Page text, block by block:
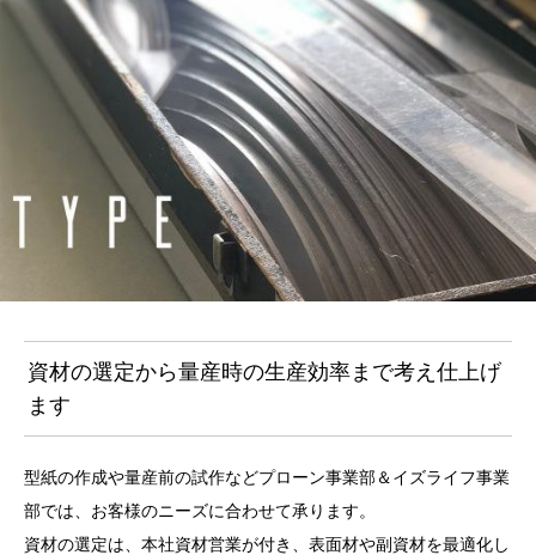
資材の選定から量産時の生産効率まで考え仕上げ
ます
型紙の作成や量産前の試作などプローン事業部＆イズライフ事業
部では、お客様のニーズに合わせて承ります。
資材の選定は、本社資材営業が付き、表面材や副資材を最適化し